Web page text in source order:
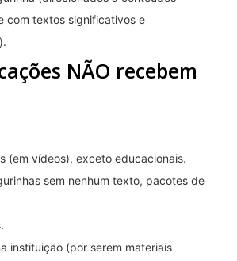
com textos significativos e
NÃO recebem
(em vídeos), exceto educacionais.
sem nenhum texto, pacotes de
instituição (por serem materiais